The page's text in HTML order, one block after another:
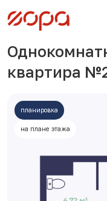
квартира
планировка
на плане этажа